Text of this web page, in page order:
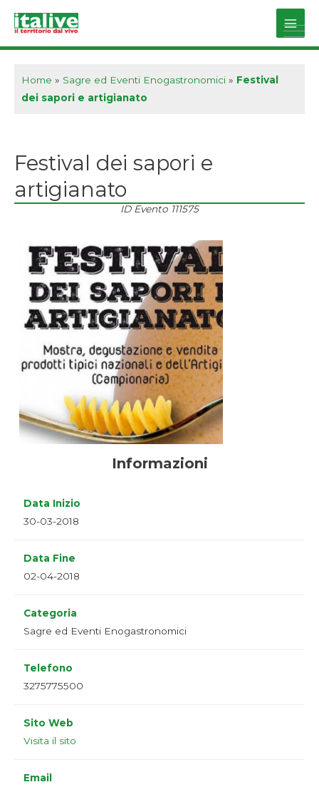
Main
Home » Sagre ed Eventi Enogastronomici » Festival
dei sapori e artigianato
Festival dei sapori e
artigianato
ID Evento 111575
Informazioni
Data Inizio
30-03-2018
Data Fine
02-04-2018
Categoria
Sagre ed Eventi Enogastronomici
Telefono
3275775500
Sito Web
Visita il sito
Email